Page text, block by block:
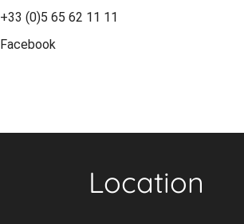
+33 (0)5 65 62 11 11
Facebook
Location